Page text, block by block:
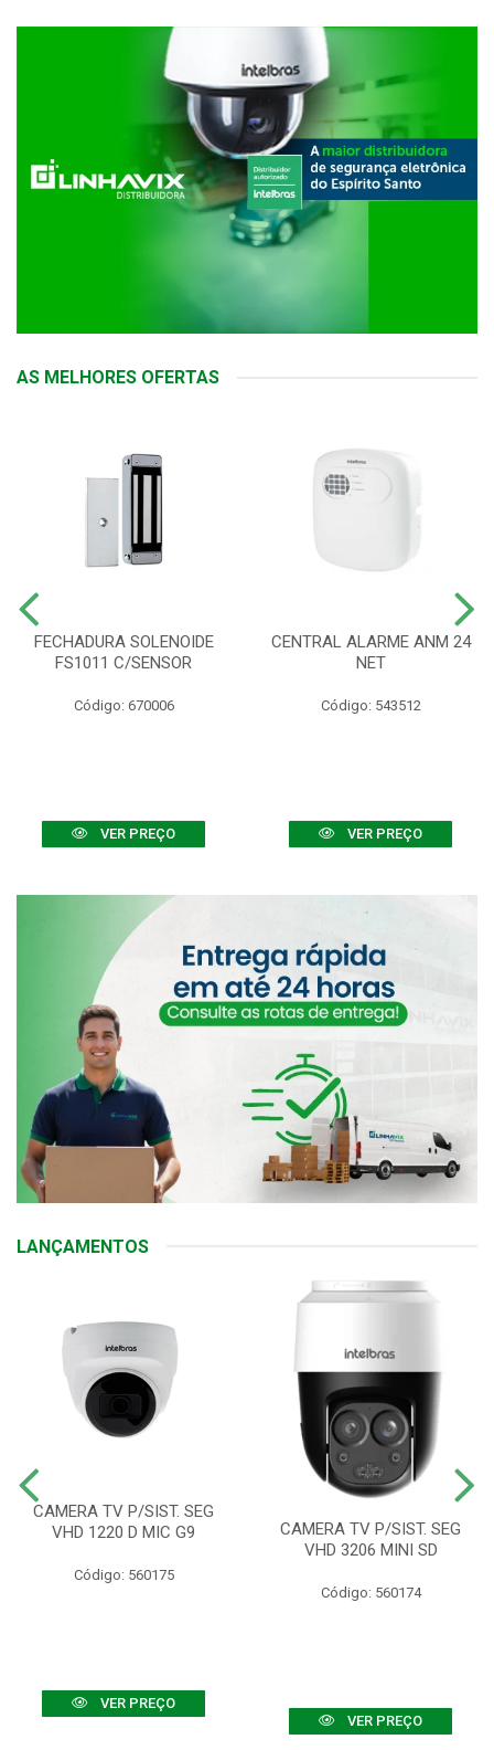
AS MELHORES OFERTAS
FECHADURA SOLENOIDE
FS1011 C/SENSOR
Código: 670006
VER PREÇO
CENTRAL ALARME ANM 24
NET
Código: 543512
VER PREÇO
LANÇAMENTOS
CAMERA TV P/SIST. SEG
VHD 1220 D MIC G9
Código: 560175
VER PREÇO
CAMERA TV P/SIST. SEG
VHD 3206 MINI SD
Código: 560174
VER PREÇO